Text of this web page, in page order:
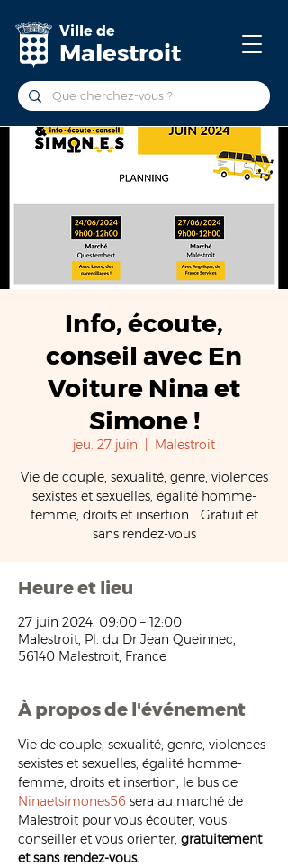
Ville de
Malestroit
Info, écoute,
conseil avec En
Voiture Nina et
Simone !
jeu. 27 juin
Malestroit
Vie de couple, sexualité, genre, violences
sexistes et sexuelles, égalité homme-
femme, droits et insertion... Gratuit et
sans rendez-vous
Heure et lieu
27 juin 2024, 09:00 – 12:00
Malestroit, Pl. du Dr Jean Queinnec,
56140 Malestroit, France
À propos de l'événement
Vie de couple, sexualité, genre, violences
sexistes et sexuelles, égalité homme-
femme, droits et insertion, le bus de
Ninaetsimones56 sera au marché de
Malestroit pour vous écouter, vous
conseiller et vous orienter, gratuitement
et sans rendez-vous.